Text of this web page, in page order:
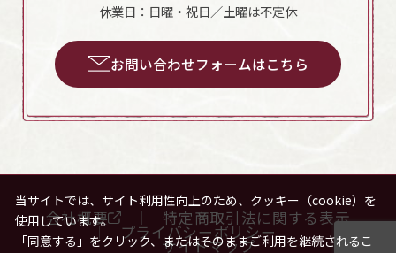
休業日：日曜・祝日／土曜は不定休
お問い合わせフォームはこちら
会社概要 特定商取引法に関する表示
プライバシーポリシー
サイトマップ
当サイトでは、サイト利用性向上のため、クッキー（cookie）を
使用しています。
「同意する」をクリック、またはそのままご利用を継続されるこ